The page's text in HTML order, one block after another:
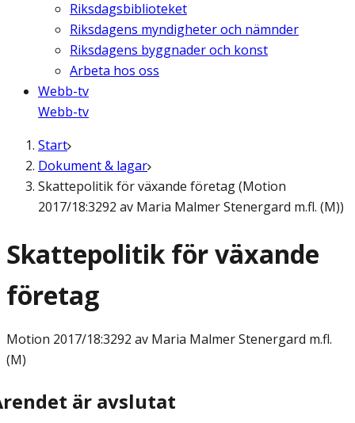
Riksdagsbiblioteket
Riksdagens myndigheter och nämnder
Riksdagens byggnader och konst
Arbeta hos oss
Webb-tv
Webb-tv
Start
Dokument & lagar
Skattepolitik för växande företag (Motion
2017/18:3292 av Maria Malmer Stenergard m.fl. (M))
Skattepolitik för växande
företag
Motion 2017/18:3292 av Maria Malmer Stenergard m.fl.
(M)
är avslutat